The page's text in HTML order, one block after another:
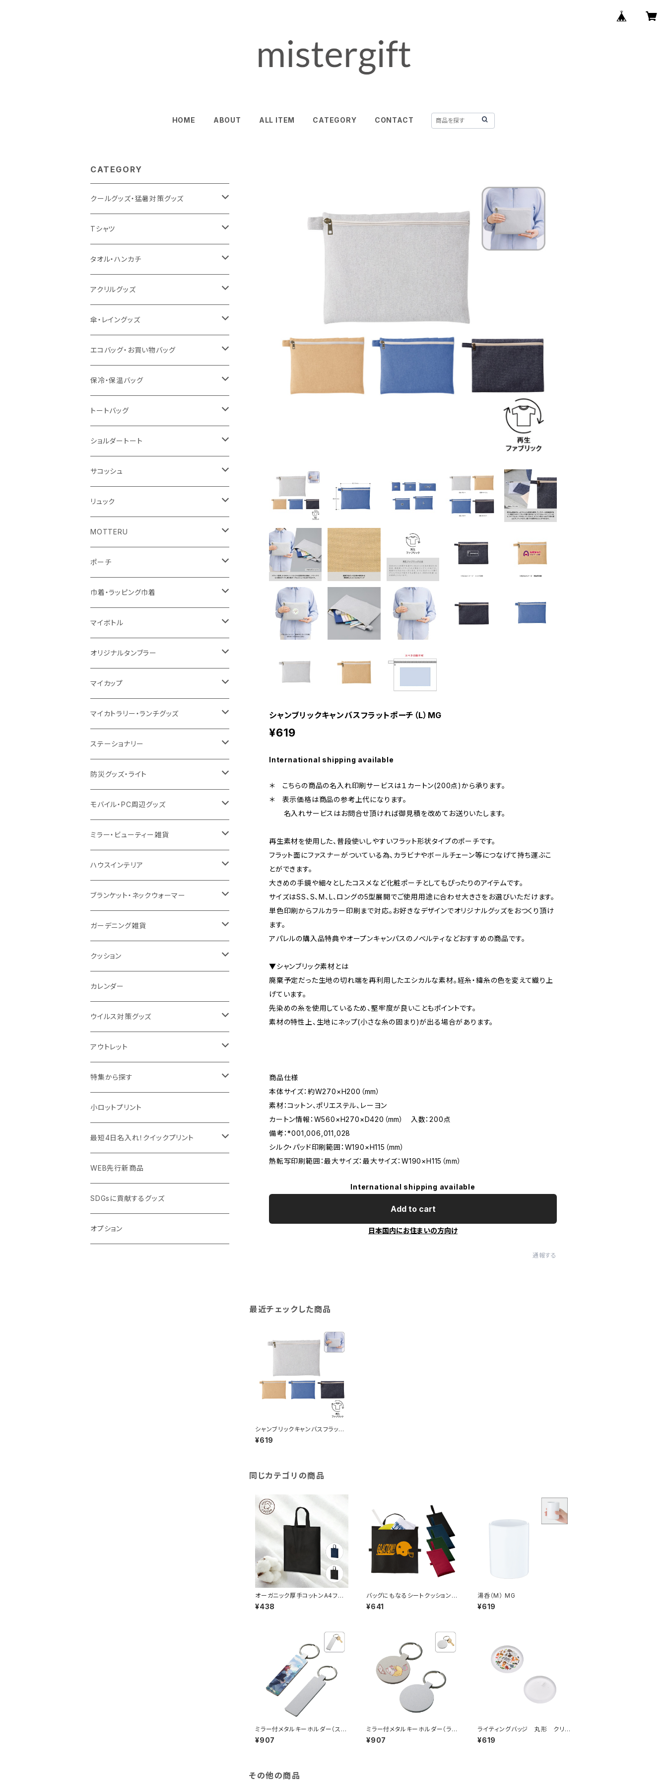
HOME ABOUT ALL ITEM CATEGORY CONTACT
シャンブリックキャンバスフラットポーチ（L）MG
¥619
International shipping available
＊ こちらの商品の名入れ印刷サービスは１カートン(200点)から承ります。
＊ 表示価格は商品の参考上代になります。
名入れサービスはお問合せ頂ければ御見積を改めてお送りいたします。
再生素材を使用した、普段使いしやすいフラット形状タイプのポーチです。
フラット面にファスナーがついている為、カラビナやボールチェーン等につなげて持ち運ぶこ
とができます。
大きめの手鏡や細々としたコスメなど化粧ポーチとしてもぴったりのアイテムです。
サイズはSS、S、M、L、ロングの5型展開でご使用用途に合わせ大きさをお選びいただけます。
単色印刷からフルカラー印刷まで対応。お好きなデザインでオリジナルグッズをおつくり頂け
ます。
アパレルの購入品特典やオープンキャンパスのノベルティなどおすすめの商品です。
▼シャンブリック素材とは
廃棄予定だった生地の切れ端を再利用したエシカルな素材。経糸・緯糸の色を変えて織り上
げています。
先染めの糸を使用しているため、堅牢度が良いこともポイントです。
素材の特性上、生地にネップ(小さな糸の固まり)が出る場合があります。
商品仕様
本体サイズ：約W270×H200（mm）
素材：コットン、ポリエステル、レーヨン
カートン情報：W560×H270×D420（mm） 入数：200点
備考：*001,006,011,028
シルク・パッド印刷範囲：W190×H115（mm）
熱転写印刷範囲：最大サイズ：最大サイズ：W190×H115（mm）
International shipping available
Add to cart
日本国内にお住まいの方向け
通報する
最近チェックした商品
シャンブリックキャンバスフラット
ポーチ（L）MG
¥619
同じカテゴリの商品
オーガニック厚手コットンA4フラッ
トバッグ MG
¥438
バッグにもなるシートクッション
MG
¥641
湯呑（M） MG
¥619
ミラー付メタルキーホルダー（ステ
¥907
ミラー付メタルキーホルダー（ラウ
ンド） マットシルバー MG
¥907
ライティングバッジ 丸形 クリア
MG
¥619
その他の商品
CATEGORY
クールグッズ・猛暑対策グッズ
扇風機
うちわ
猛暑グッズ
冷感グッズ
Tシャツ
カスタムプリントTシャツ（国内プリント）
イージーオーダーTシャツ（海外生産）
タオル・ハンカチ
名入れタオル
今治タオル
泉州おくばりタオル
冷感タオル
ハンカチ
アクリルグッズ
キーホルダー
スタンド
バッジ
ライティングスタンド
アクリル雑貨
傘・レイングッズ
傘
ポンチョ
エコバッグ・お買い物バッグ
ポリエステル
フェアトレードコットン
ジュートコットン
キャンパス
不織布
コットン
保冷・保温バッグ
キャンパス
デニム
ポリエステル
不織布
トートバッグ
オーガニックコットン
シーチング
10oz
フェアトレードコットン
コットンリネン
ジュートコットン
再生ファブリック
コットン
5oz
シーチング
キャンパス
8oz
10oz
デニム・デニムライク
ポリエステル
再生不織布
不織布
保冷
スウェット
ショルダートート
オーガニックコットン
コットンリネン
再生ファブリック
5oz
10oz
コットン
シーチング
キャンパス
10oz
12oz
デニム
ポリエステル
不織布
保冷
サコッシュ
オーガニックコットン
フェアトレードコットン
ジュートコットン
再生ファブリック
5oz
コットン
5oz
キャンパス
ポリエステル
不織布
リュック
コットン
5oz
デニム
ポリエステル
不織布
スウェット
MOTTERU
お買い物バッグ
ボトル
タンブラー
ランチグッズ
ハンカチ
傘
ポーチ
オーガニックコットン
フェアトレードコットン
再生ファブリック
キャンパス
デニム・デニムライク
ポリエステル
不織布
保冷
EVA
防水
ナイロン
巾着・ラッピング巾着
コットン
オーガニックコットン
再生ファブリック
フェアトレードコットン
デニム・デニムライク
ポリエステル
リネン
マイボトル
ステンレスサーモ
ステンレス
アルミ
クリアボトル
カスタムデザインボトル
オリジナルタンブラー
サーモタンブラー
ステンレス2層タンブラー
プラスチック2層タンブラー
アルミタンブラー
バンブータンブラー
コーヒー配合タンブラー
カスタムデザインタンブラー
マイカップ
サーモ
ステンレス
バンブー
コーヒー配合
プラスチック
陶器
磁器マグ・湯呑
カスタムデザイン
マイカトラリー・ランチグッズ
カトラリー
フードポット
コースター
ドリンク用品
保存容器
キッチンツール
ステーショナリー
単色ボールペン
多機能ペン
ペンケース
メモ
ノート
付箋
トレイ
パットカバー、ブックカバー
IDケース、パスケース、コインケース
デスク周辺
防災グッズ・ライト
防災セット
ラジオ・スピーカー
ハンディライト
デスクライト
付属ライト
ランタン
非常食
モバイル・PC周辺グッズ
チャージャー
充電器
モバイルスタンド
モバイルリング
アクセサリー・スマホケース
タッチペン
USBケーブル・ハブ
イヤホン・ヘッドフォン
マウスパッド
モバイル周辺グッズ
PC周辺グッズ
ミラー・ビューティー雑貨
折りたたみ式ミラー
スライド式ミラー
ケース付きミラー
手持ちミラー
ビューティー雑貨
ハウスインテリア
ピクチャーボード、ポスター
フォトフレーム、スタンド
キーホルダー
時計
ブランケット・ネックウォーマー
ブランケット
ネックウォーマー
マフラー・ストール
ガーデニング雑貨
F.O.B COOP
クッション
折りたたみクッション
カレンダー
ウイルス対策グッズ
除菌グッズ
パーテーション
マスク・フェイスシールド
測定・測量用品
加湿器・オゾン発生器
ウイルス対策消耗品
ウイルス対策備品
アウトレット
アウトレット
ドリンクフェア
ボトル・タンブラー
ポーチ・巾着
タオル・ブランケット
その他雑貨品
特集から探す
エンタメグッズ・イベント会場物販品
ご当地グッズ・オリジナルお土産品
フルカラー印刷ノベルティ
予算消化・備品におすすめグッズ
展示会・説明会ノベルティ
小ロットプリント
最短4日名入れ！クイックプリント
クイック印刷対応トートバッグ・エコバッグ
クイック印刷対応ポーチ・巾着
クイック印刷対応ボトル
WEB先行新商品
SDGsに貢献するグッズ
オプション